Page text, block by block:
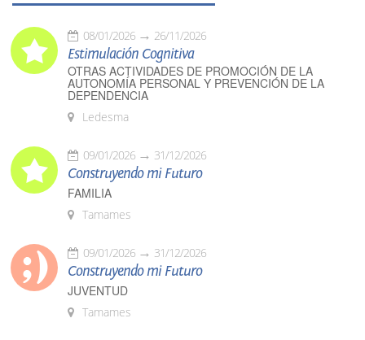
08/01/2026 26/11/2026
Estimulación Cognitiva
OTRAS ACTIVIDADES DE PROMOCIÓN DE LA
AUTONOMÍA PERSONAL Y PREVENCIÓN DE LA
DEPENDENCIA
Ledesma
09/01/2026 31/12/2026
Construyendo mi Futuro
FAMILIA
Tamames
09/01/2026 31/12/2026
Construyendo mi Futuro
JUVENTUD
Tamames